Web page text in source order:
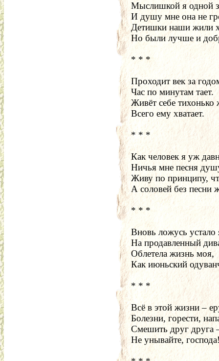
Мыслишкой я одной
И душу мне она не
Детишки наши жили
Но были лучше и
* * *
Проходит век за
Час по минутам тает.
Живёт себе
Всего ему хватает.
* * *
Как человек я уж
Ничья мне песня
Живу по принципу,
А соловей без песни
* * *
Вновь ложусь устало
На продавленный
Облетела жизнь моя,
Как июньский
* * *
Всё в этой жизни –
Болезни, горести,
Смешить друг друга
Не унывайте,